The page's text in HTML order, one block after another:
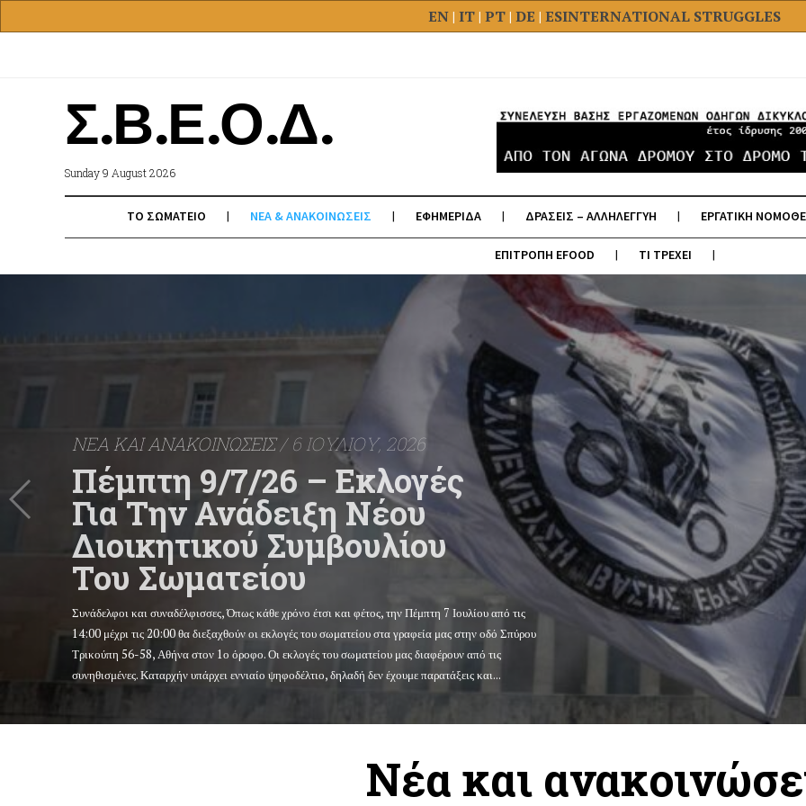
INTERNATIONAL STRUGGLES
EN| IT| PT| DE | ES
Σ.Β.Ε.Ο.Δ.
Sunday 9 August 2026
ΤΟ ΣΩΜΑΤΕΙΟ ΝΕΑ & ΑΝΑΚΟΙΝΩΣΕΙΣ ΕΦΗΜΕΡΙΔΑ ΔΡΑΣΕΙΣ – ΑΛΛΗΛΕΓΓΥΗ ΕΡΓΑΤΙΚΗ
ΕΠΙΤΡΟΠΗ EFOOD ΤΙ ΤΡΕΧΕΙ
NΕΑ ΚΑΙ ΑΝΑΚΟΙΝΩΣΕΙΣ/ 6 ΙΟΥΛΙΟΥ, 2026
Πέμπτη 9/7/26 – Εκλογές
Για Την Ανάδειξη Νέου
Διοικητικού Συμβουλίου
Του Σωματείου
Συνάδελφοι και συναδέλφισσες, Όπως κάθε χρόνο έτσι και φέτος, την Πέμπτη 7 Ιουλίου από τις
14:00 μέχρι τις 20:00 θα διεξαχθούν οι εκλογές του σωματείου στα γραφεία μας στην οδό Σπύρου
Τρικούπη 56-58, Αθήνα στον 1ο όροφο. Οι εκλογές του σωματείου μας διαφέρουν από τις
συνηθισμένες. Καταρχήν υπάρχει εννιαίο ψηφοδέλτιο, δηλαδή δεν έχουμε παρατάξεις και...
Nέα και